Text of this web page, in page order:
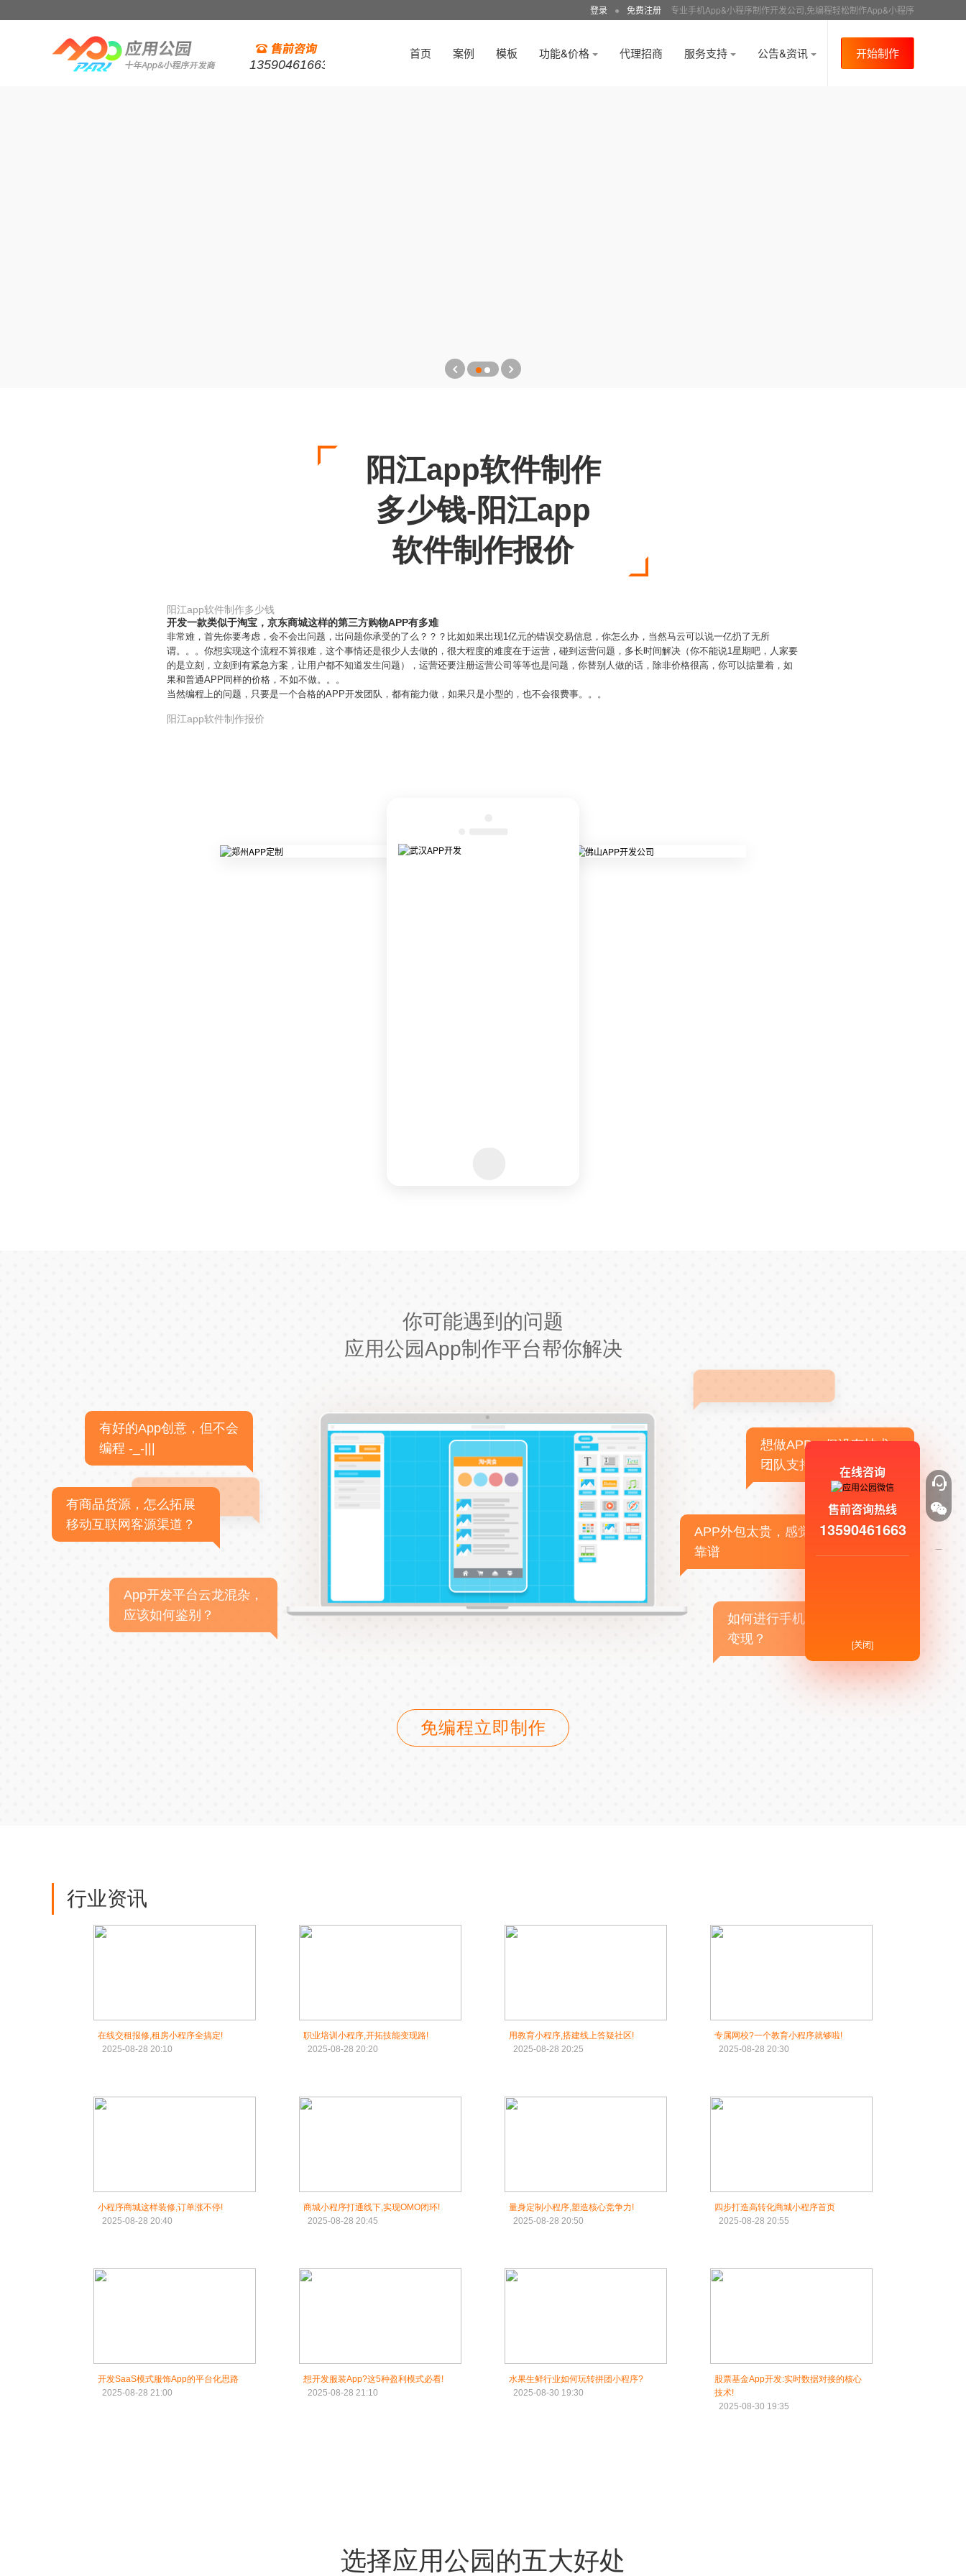
登录 ● 免费注册 专业手机App&小程序制作开发公司,免编程轻松制作App&小程序
13590461663
首页 案例 模板 功能&价格 代理招商 服务支持 公告&资讯 开始制作
阳江app软件制作
多少钱-阳江app
软件制作报价
阳江app软件制作多少钱
开发一款类似于淘宝，京东商城这样的第三方购物APP有多难
非常难，首先你要考虑，会不会出问题，出问题你承受的了么？？？比如如果出现1亿元的错误交易信息，你怎么办，当然马云可以说一亿扔了无所
谓。。。你想实现这个流程不算很难，这个事情还是很少人去做的，很大程度的难度在于运营，碰到运营问题，多长时间解决（你不能说1星期吧，人家要
的是立刻，立刻到有紧急方案，让用户都不知道发生问题），运营还要注册运营公司等等也是问题，你替别人做的话，除非价格很高，你可以掂量着，如
果和普通APP同样的价格，不如不做。。。
当然编程上的问题，只要是一个合格的APP开发团队，都有能力做，如果只是小型的，也不会很费事。。。
阳江app软件制作报价
你可能遇到的问题
应用公园App制作平台帮你解决
有好的App创意，但不会
编程 -_-|||
有商品货源，怎么拓展
移动互联网客源渠道？
App开发平台云龙混杂，
应该如何鉴别？
想做APP，但没有技术
团队支持
APP外包太贵，感觉不
靠谱
如何进行手机APP商业
变现？
免编程立即制作
行业资讯
在线交租报修,租房小程序全搞定!
2025-08-28 20:10
职业培训小程序,开拓技能变现路!
2025-08-28 20:20
用教育小程序,搭建线上答疑社区!
2025-08-28 20:25
专属网校?一个教育小程序就够啦!
2025-08-28 20:30
小程序商城这样装修,订单涨不停!
2025-08-28 20:40
商城小程序打通线下,实现OMO闭环!
2025-08-28 20:45
量身定制小程序,塑造核心竞争力!
2025-08-28 20:50
四步打造高转化商城小程序首页
2025-08-28 20:55
开发SaaS模式服饰App的平台化思路
2025-08-28 21:00
想开发服装App?这5种盈利模式必看!
2025-08-28 21:10
水果生鲜行业如何玩转拼团小程序?
2025-08-30 19:30
股票基金App开发:实时数据对接的核心
技术!
2025-08-30 19:35
选择应用公园的五大好处
在线咨询
售前咨询热线
13590461663
[关闭]